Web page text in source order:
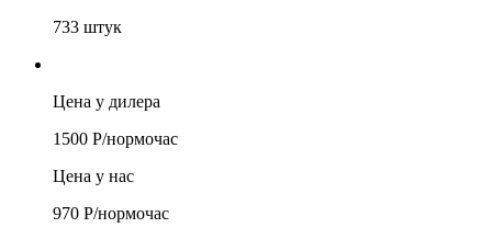
733 штук
Цена у дилера
1500 Р/нормочас
Цена у нас
970 Р/нормочас